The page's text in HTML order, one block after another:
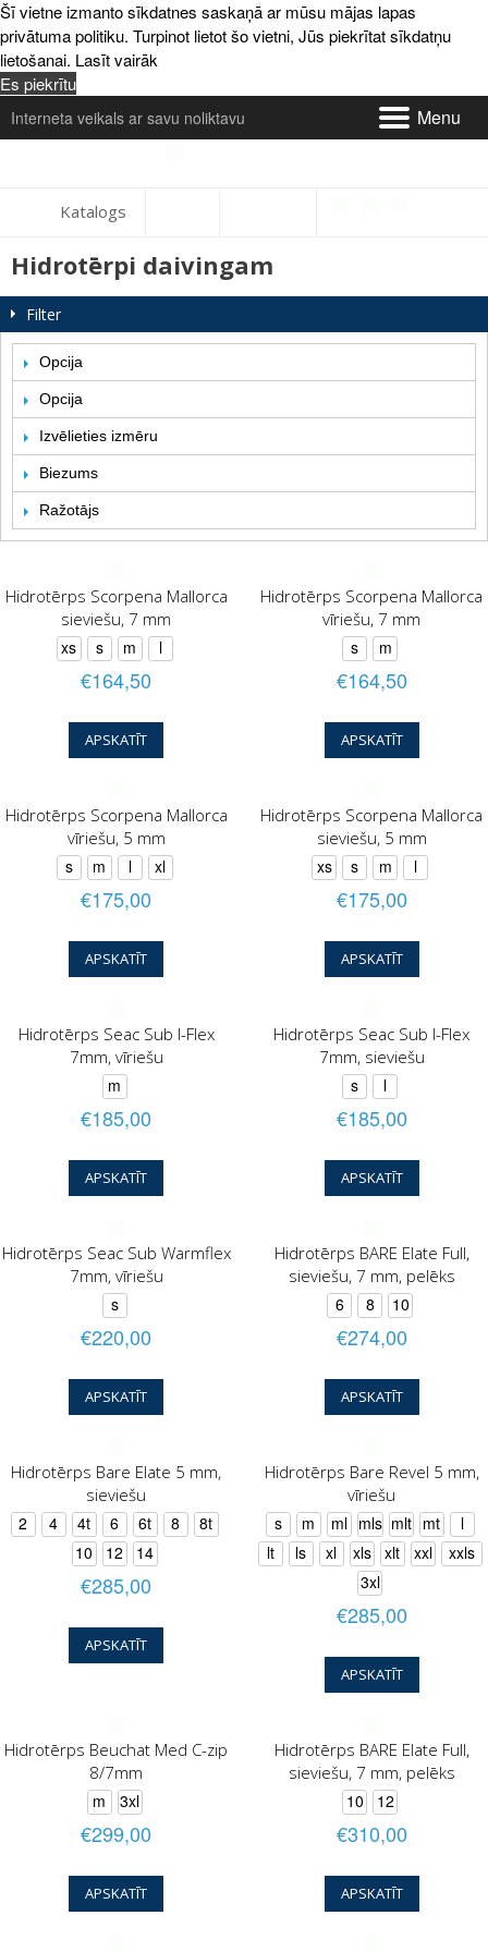
Šī vietne izmanto sīkdatnes saskaņā ar mūsu mājas lapas
privātuma politiku. Turpinot lietot šo vietni, Jūs piekrītat sīkdatņu
lietošanai. Lasīt vairāk
Es piekrītu
Interneta veikals ar savu noliktavu Menu
Atsauksmes
Preču maiņa un atgriešana
Katalogs
Hidrotērpi daivingam
Filter
Opcija
Opcija
Izvēlieties izmēru
Biezums
Ražotājs
Hidrotērps Scorpena Mallorca
sieviešu, 7 mm
xs
s m l
€164,50
APSKATĪT
Hidrotērps Scorpena Mallorca
vīriešu, 7 mm
s
m
€164,50
APSKATĪT
Hidrotērps Scorpena Mallorca
vīriešu, 5 mm
s
m l xl
€175,00
APSKATĪT
Hidrotērps Scorpena Mallorca
sieviešu, 5 mm
xs
s m l
€175,00
APSKATĪT
Hidrotērps Seac Sub I-Flex
7mm, vīriešu
m
€185,00
APSKATĪT
Hidrotērps Seac Sub I-Flex
7mm, sieviešu
s
l
€185,00
APSKATĪT
Hidrotērps Seac Sub Warmflex
7mm, vīriešu
s
€220,00
APSKATĪT
Hidrotērps BARE Elate Full,
sieviešu, 7 mm, pelēks
6
8 10
€274,00
APSKATĪT
Hidrotērps Bare Elate 5 mm,
sieviešu
2
4 4t 6 6t 8
8t
10
12 14
€285,00
APSKATĪT
Hidrotērps Bare Revel 5 mm,
vīriešu
s
m ml mls mlt mt
l
lt
ls xl xls xlt xxl
xxls
3xl
€285,00
APSKATĪT
Hidrotērps Beuchat Med C-zip
8/7mm
m
3xl
€299,00
APSKATĪT
Hidrotērps BARE Elate Full,
sieviešu, 7 mm, pelēks
10
12
€310,00
APSKATĪT